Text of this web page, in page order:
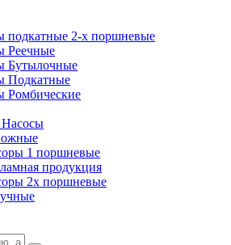
подкатные 2-х поршневые
Реечные
Бутылочные
Подкатные
Ромбические
Насосы
1 поршневые
продукция
2х поршневые